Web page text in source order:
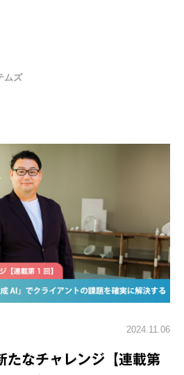
ムズ
2024.11.06
なチャレンジ【連載第